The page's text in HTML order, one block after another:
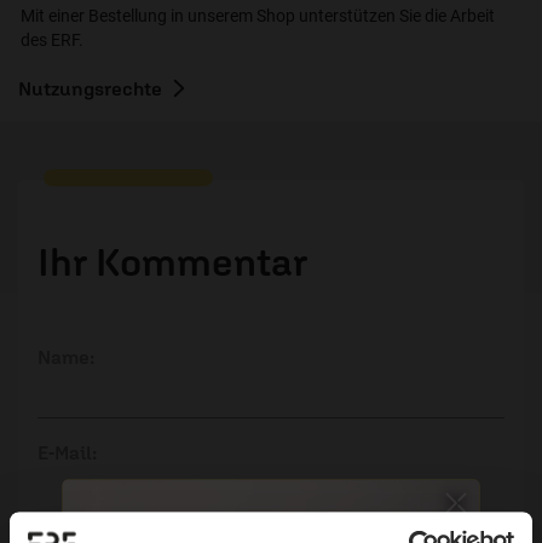
Mit einer Bestellung in unserem Shop unterstützen Sie die Arbeit
des ERF.
Nutzungsrechte
Ihr Kommentar
Die E-Mail-Adresse wird nicht veröffentlicht.